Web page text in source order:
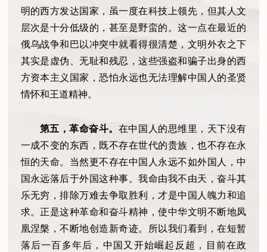
明的西方发达国家，虽一度在科技上领先，但其人文
层次是十分低级的，甚至是野蛮的。这一点在最近的
俄乌战争和巴以冲突中就看得很清楚，文明外衣之下
其实是虚伪、无耻和残忍，这些强盗和骗子出身的西
方资本主义国家，恐怕永远也无法理解中国人的圣贤
情怀和王道精神。
第五，革命奋斗。 在中国人的思维里，天下没有
一成不变的东西，既不存在世代的贵族，也不存在永
恒的天命。当然更不存在中国人永远不如外国人，中
国永远落后于外国这种事。我命由我不由天，奋斗其
乐无穷，排除万难去争取胜利，才是中国人魄力和追
求。正是这种革命和奋斗精神，使中华文明不断地凤
凰涅槃，不断地创造新奇迹。所以我们看到，在短暂
落后一百多年后，中国又开始崛起反超，目前在政